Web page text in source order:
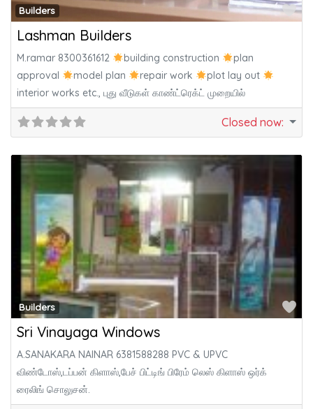
Builders
Lashman Builders
M.ramar 8300361612 building construction
plan
approval
model plan repair work
plot lay out
interior works etc., புது வீடுகள் காண்ட்ரெக்ட் முறையில்
Closed now:
Builders
Sri Vinayaga Windows
A.SANAKARA NAINAR 6381588288 PVC & UPVC
விண்டோஸ்,டப்பன் கிளாஸ்,பேச் பிட்டிங் பிரேம் லெஸ் கிளாஸ் ஒர்க்
ரைலிங் சொலுசன்.